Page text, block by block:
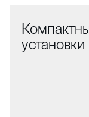
установки